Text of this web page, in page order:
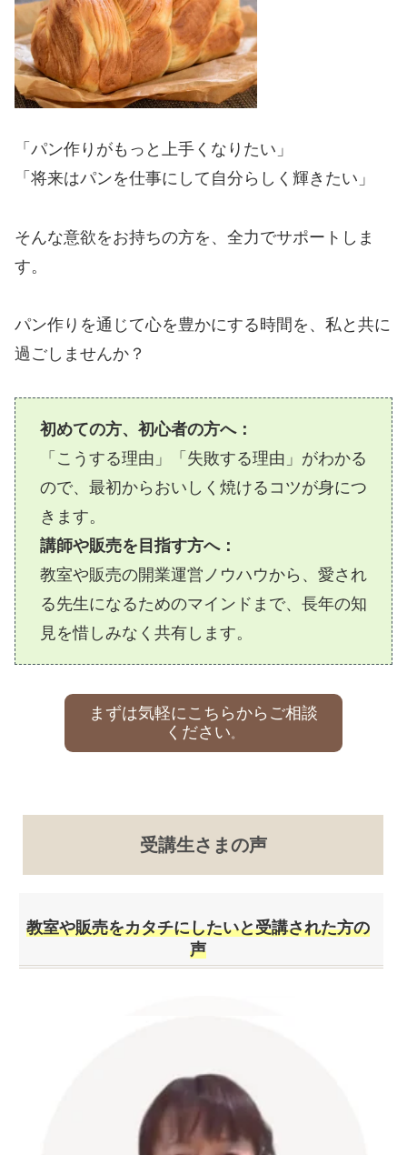
「パン作りがもっと上手くなりたい」
「将来はパンを仕事にして自分らしく輝きたい」
そんな意欲をお持ちの方を、 全力でサポートしま
す。
パン作りを通じて心を豊かにする時間を、私と共に
過ごしませんか？
初めての方、初心者の方へ：
「こうする理由」「失敗する理由」がわかる
ので、最初からおいしく焼けるコツが身につ
きます。
講師や販売を目指す方へ：
教室や販売の開業運営ノウハウから、愛され
る先生になるためのマインドまで、長年の知
見を惜しみなく共有します。
まずは気軽にこちらからご相談
ください。
受講生さまの声
教室や販売をカタチにしたいと受講された方の
声